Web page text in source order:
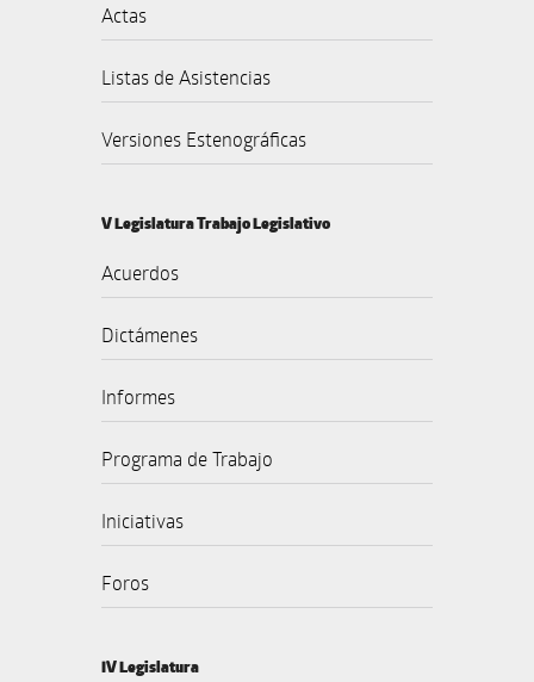
Actas
Listas de Asistencias
Versiones Estenográficas
V Legislatura Trabajo Legislativo
Acuerdos
Dictámenes
Informes
Programa de Trabajo
Iniciativas
Foros
IV Legislatura